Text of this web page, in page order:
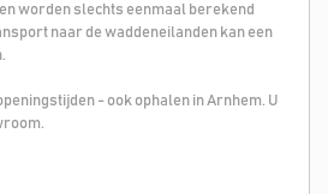
worden slechts eenmaal berekend
naar de waddeneilanden kan een
- ook ophalen in Arnhem. U